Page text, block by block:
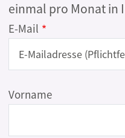
einmal pro Monat in
E-Mail
Vorname